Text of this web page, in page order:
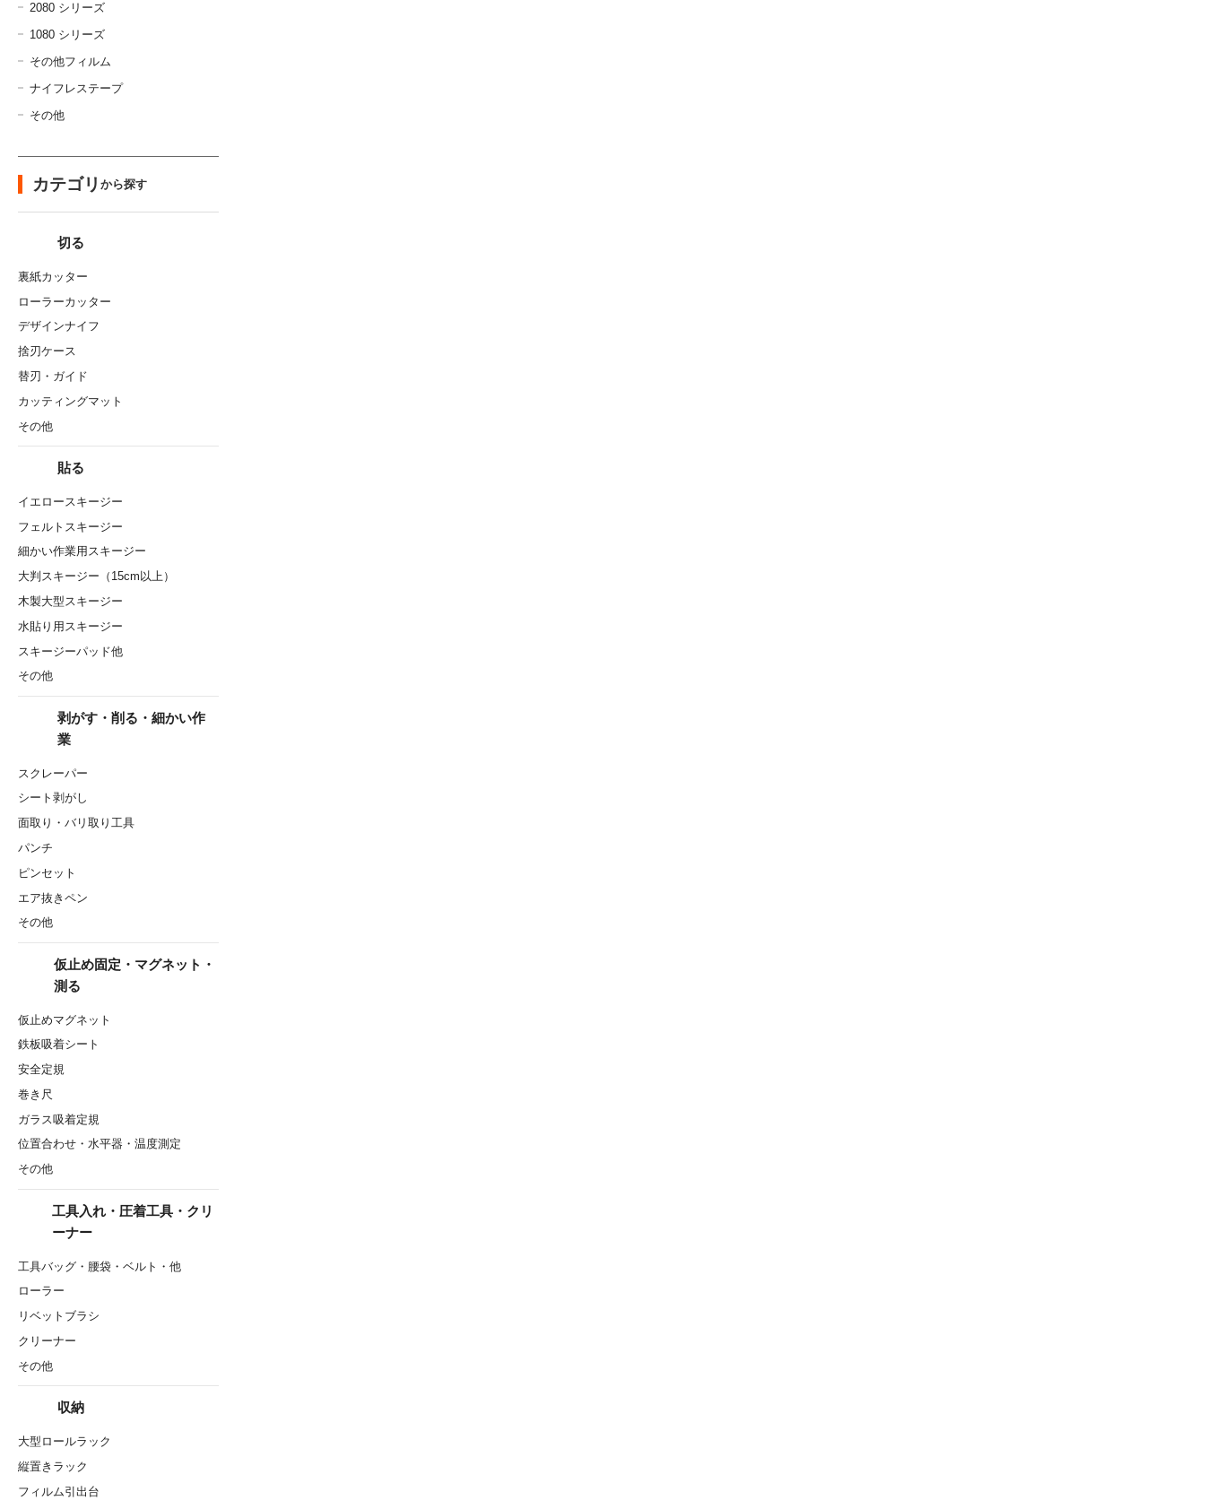
2080 シリーズ
1080 シリーズ
その他フィルム
ナイフレステープ
その他
カテゴリ から探す
切る
裏紙カッター
ローラーカッター
デザインナイフ
捨刃ケース
替刃・ガイド
カッティングマット
その他
貼る
イエロースキージー
フェルトスキージー
細かい作業用スキージー
大判スキージー（15cm以上）
木製大型スキージー
水貼り用スキージー
スキージーパッド他
その他
剥がす・削る・細かい作
業
スクレーパー
シート剥がし
面取り・バリ取り工具
パンチ
ピンセット
エア抜きペン
その他
仮止め固定・マグネット・
測る
仮止めマグネット
鉄板吸着シート
安全定規
巻き尺
ガラス吸着定規
位置合わせ・水平器・温度測定
その他
工具入れ・圧着工具・クリ
ーナー
工具バッグ・腰袋・ベルト・他
ローラー
リベットブラシ
クリーナー
その他
収納
大型ロールラック
縦置きラック
フィルム引出台